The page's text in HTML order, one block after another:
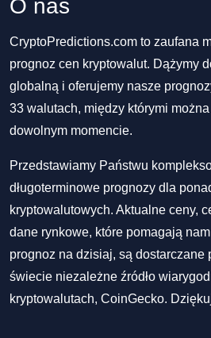
O nas
CryptoPredictions.com to zaufana
prognoz cen kryptowalut. Dążymy
globalną i oferujemy nasze
33 walutach, między którymi można
dowolnym momencie.
Przedstawiamy Państwu
długoterminowe prognozy dla
kryptowalutowych. Aktualne ceny,
dane rynkowe, które pomagają
prognoz na dzisiaj, są dostarczane
świecie niezależne źródło
kryptowalutach, CoinGecko.